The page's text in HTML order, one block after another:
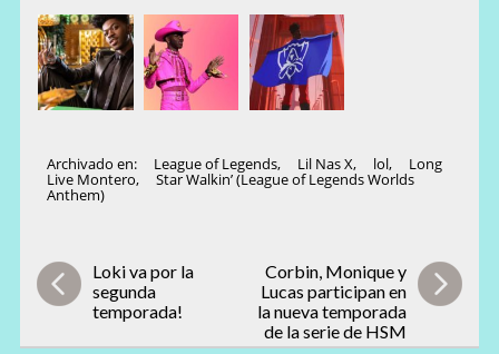
Archivado en: League of Legends, Lil Nas X, lol, Long
Live Montero, Star Walkin’ (League of Legends Worlds
Anthem)
Loki va por la
segunda
temporada!
Corbin, Monique y
Lucas participan en
la nueva temporada
de la serie de HSM